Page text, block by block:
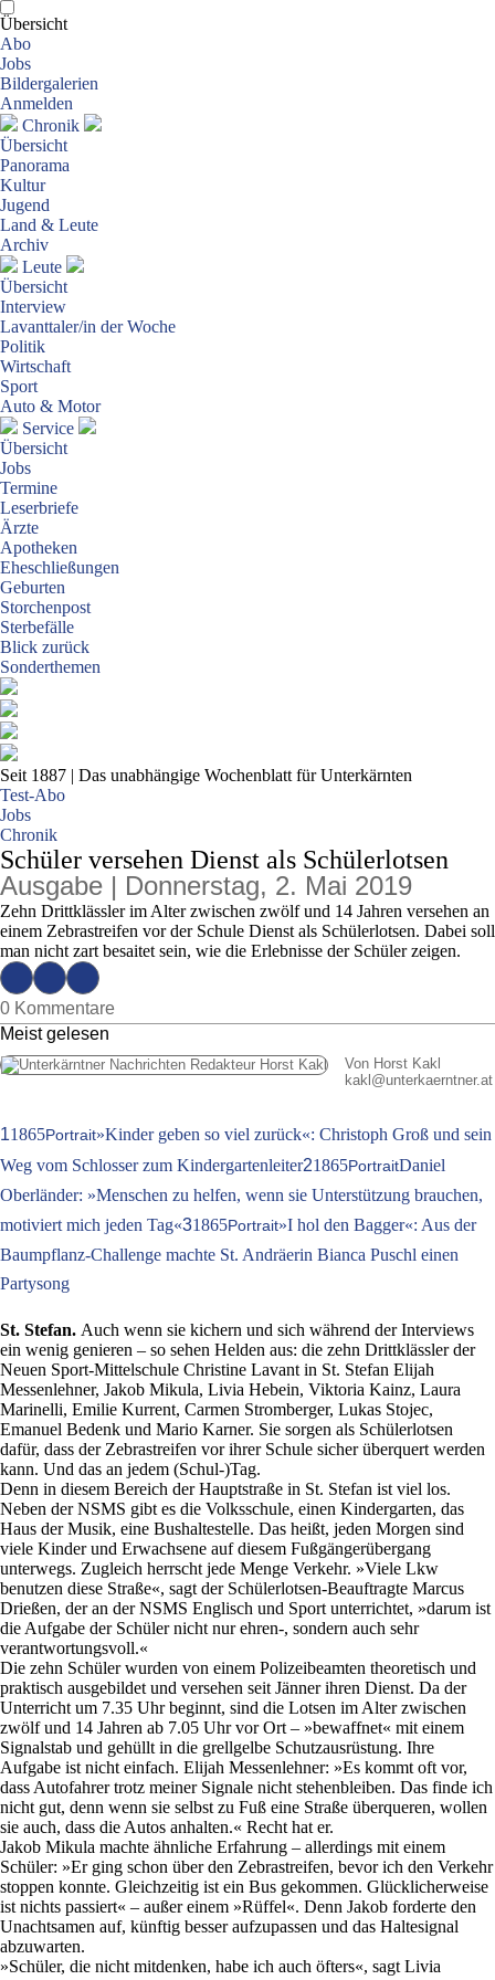
Übersicht
Abo
Jobs
Bildergalerien
Anmelden
Chronik
Übersicht
Panorama
Kultur
Jugend
Land & Leute
Archiv
Leute
Übersicht
Interview
Lavanttaler/in der Woche
Politik
Wirtschaft
Sport
Auto & Motor
Service
Übersicht
Jobs
Termine
Leserbriefe
Ärzte
Apotheken
Eheschließungen
Geburten
Storchenpost
Sterbefälle
Blick zurück
Sonderthemen
Seit 1887 | Das unabhängige Wochenblatt für Unterkärnten
Test-Abo
Jobs
Chronik
Schüler versehen Dienst als Schülerlotsen
Ausgabe | Donnerstag, 2. Mai 2019
Zehn Drittklässler im Alter zwischen zwölf und 14 Jahren versehen an
einem Zebrastreifen vor der Schule Dienst als Schülerlotsen. Dabei soll
man nicht zart besaitet sein, wie die Erlebnisse der Schüler zeigen.
0 Kommentare
Meist gelesen
Von Horst Kakl
kakl @unterkaerntner.at
11865Portrait»Kinder geben so viel zurück«: Christoph Groß und sein
Weg vom Schlosser zum Kindergartenleiter21865PortraitDaniel
Oberländer: »Menschen zu helfen, wenn sie Unterstützung brauchen,
motiviert mich jeden Tag«31865Portrait»I hol den Bagger«: Aus der
Baumpflanz-Challenge machte St. Andräerin Bianca Puschl einen
Partysong
St. Stefan. Auch wenn sie kichern und sich während der Interviews
ein wenig genieren – so sehen Helden aus: die zehn Drittklässler der
Neuen Sport-Mittelschule Christine Lavant in St. Stefan Elijah
Messenlehner, Jakob Mikula, Livia Hebein, Viktoria Kainz, Laura
Marinelli, Emilie Kurrent, Carmen Stromberger, Lukas Stojec,
Emanuel Bedenk und Mario Karner. Sie sorgen als Schülerlotsen
dafür, dass der Zebrastreifen vor ihrer Schule sicher überquert werden
kann. Und das an jedem (Schul-)Tag.
Denn in diesem Bereich der Hauptstraße in St. Stefan ist viel los.
Neben der NSMS gibt es die Volksschule, einen Kindergarten, das
Haus der Musik, eine Bushaltestelle. Das heißt, jeden Morgen sind
viele Kinder und Erwachsene auf diesem Fußgängerübergang
unterwegs. Zugleich herrscht jede Menge Verkehr. »Viele Lkw
benutzen diese Straße«, sagt der Schülerlotsen-Beauftragte Marcus
Drießen, der an der NSMS Englisch und Sport unterrichtet, »darum ist
die Aufgabe der Schüler nicht nur ehren-, sondern auch sehr
verantwortungsvoll.«
Die zehn Schüler wurden von einem Polizeibeamten theoretisch und
praktisch ausgebildet und versehen seit Jänner ihren Dienst. Da der
Unterricht um 7.35 Uhr beginnt, sind die Lotsen im Alter zwischen
zwölf und 14 Jahren ab 7.05 Uhr vor Ort – »bewaffnet« mit einem
Signalstab und gehüllt in die grellgelbe Schutzausrüstung. Ihre
Aufgabe ist nicht einfach. Elijah Messenlehner: »Es kommt oft vor,
dass Autofahrer trotz meiner Signale nicht stehenbleiben. Das finde ich
nicht gut, denn wenn sie selbst zu Fuß eine Straße überqueren, wollen
sie auch, dass die Autos anhalten.« Recht hat er.
Jakob Mikula machte ähnliche Erfahrung – allerdings mit einem
Schüler: »Er ging schon über den Zebrastreifen, bevor ich den Verkehr
stoppen konnte. Gleichzeitig ist ein Bus gekommen. Glücklicherweise
ist nichts passiert« – außer einem »Rüffel«. Denn Jakob forderte den
Unachtsamen auf, künftig besser aufzupassen und das Haltesignal
abzuwarten.
»Schüler, die nicht mitdenken, habe ich auch öfters«, sagt Livia